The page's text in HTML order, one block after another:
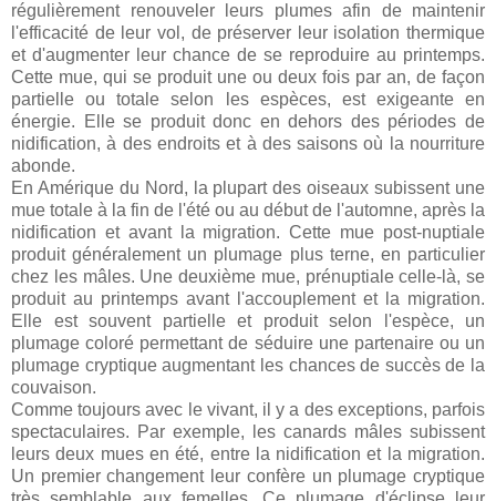
régulièrement renouveler leurs plumes afin de maintenir
l'efficacité de leur vol, de préserver leur isolation thermique
et d'augmenter leur chance de se reproduire au printemps.
Cette mue, qui se produit une ou deux fois par an, de façon
partielle ou totale selon les espèces, est exigeante en
énergie. Elle se produit donc en dehors des périodes de
nidification, à des endroits et à des saisons où la nourriture
abonde.
En Amérique du Nord, la plupart des oiseaux subissent une
mue totale à la fin de l'été ou au début de l'automne, après la
nidification et avant la migration. Cette mue post-nuptiale
produit généralement un plumage plus terne, en particulier
chez les mâles. Une deuxième mue, prénuptiale celle-là, se
produit au printemps avant l'accouplement et la migration.
Elle est souvent partielle et produit selon l'espèce, un
plumage coloré permettant de séduire une partenaire ou un
plumage cryptique augmentant les chances de succès de la
couvaison.
Comme toujours avec le vivant, il y a des exceptions, parfois
spectaculaires. Par exemple, les canards mâles subissent
leurs deux mues en été, entre la nidification et la migration.
Un premier changement leur confère un plumage cryptique